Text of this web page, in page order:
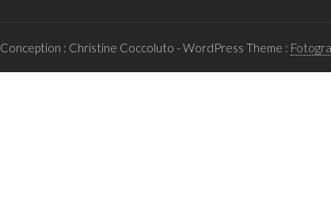
Conception : Christine Coccoluto - WordPress Theme :